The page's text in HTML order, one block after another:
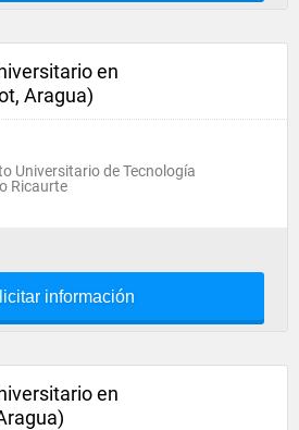
en
Aragua)
Universitario de Tecnología
Ricaurte
información
en